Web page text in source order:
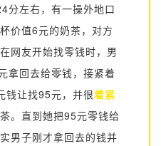
分左右，有一操外地口
价值6元的奶茶，对方
网友开始找零钱时，男
拿回去给零钱，接紧着
钱让找95元，并很着紧
。 直到她把95元零钱给
男子刚才拿回去的钱并